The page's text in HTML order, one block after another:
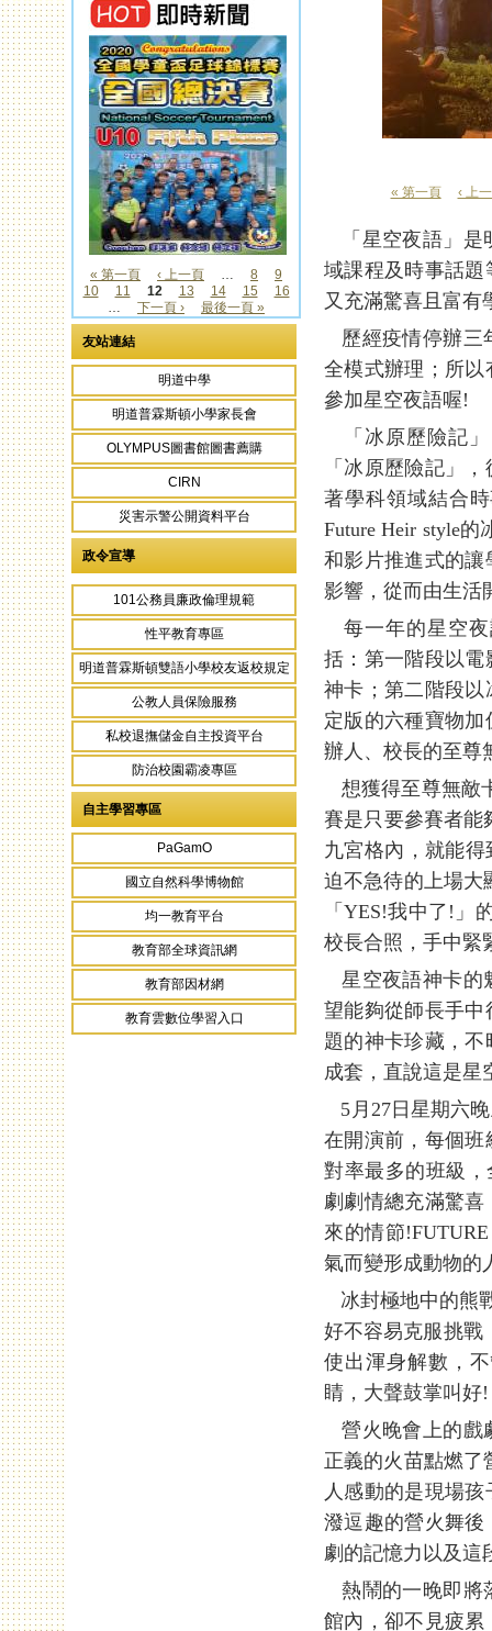
頁面
« 第一頁 ‹ 上一頁 … 8
9
10
11 12 13 14 15
16
…
下一頁 › 最後一頁 »
友站連結
明道中學
明道普霖斯頓小學家長會
OLYMPUS圖書館圖書薦購
CIRN
災害示警公開資料平台
政令宣導
101公務員廉政倫理規範
性平教育專區
明道普霖斯頓雙語小學校友返校規定
公教人員保險服務
私校退撫儲金自主投資平台
防治校園霸凌專區
自主學習專區
PaGamO
國立自然科學博物館
均一教育平台
教育部全球資訊網
教育部因材網
教育雲數位學習入口
頁面
« 第一頁 ‹ 上
「星空夜語」是
域課程及時事話
又充滿驚喜且富有
歷經疫情停辦三
全模式辦理；所
參加星空夜語喔!
「冰原歷險記」
「冰原歷險記」
著學科領域結合
Future Heir style
和影片推進式的
影響，從而由生活
每一年的星空夜
括：第一階段以
神卡；第二階段
定版的六種寶物
辦人、校長的至尊
想獲得至尊無敵
賽是只要參賽者能
九宮格內，就能
迫不急待的上場大
「YES!我中了!」
校長合照，手中緊
星空夜語神卡的
望能夠從師長手
題的神卡珍藏，
成套，直說這是星
5月27日星期六
在開演前，每個
對率最多的班級
劇劇情總充滿驚
來的情節
氣而變形成動物的
冰封極地中的熊
好不容易克服挑戰
使出渾身解數，
睛，大聲鼓掌叫好!
營火晚會上的戲
正義的火苗點燃了
人感動的是現場
潑逗趣的營火舞
劇的記憶力以及這
熱鬧的一晚即將
館內，卻不見疲